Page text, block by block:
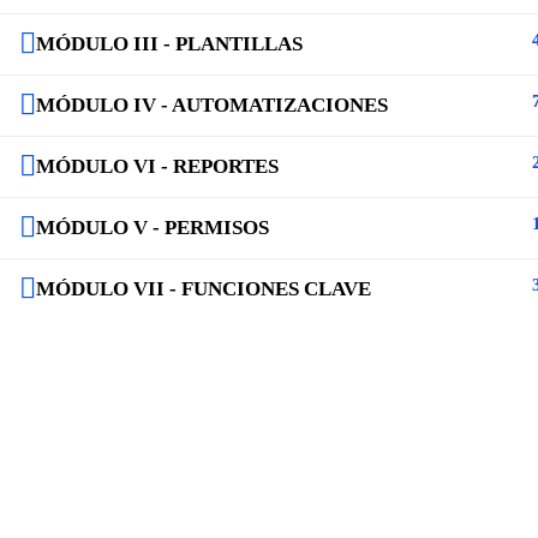
MÓDULO III - PLANTILLAS
MÓDULO IV - AUTOMATIZACIONES
MÓDULO VI - REPORTES
MÓDULO V - PERMISOS 1
MÓDULO VII - FUNCIONES CLAVE